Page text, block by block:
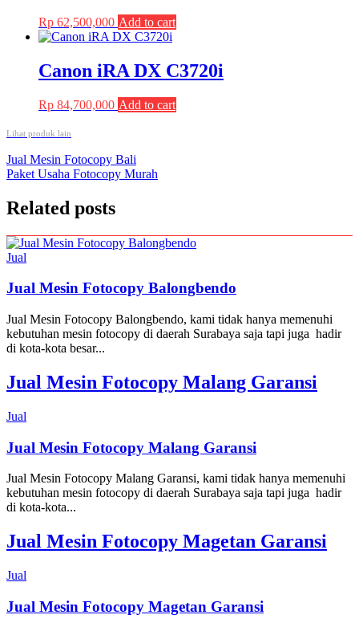
Rp 62,500,000 Add to cart
Canon iRA DX C3720i
Rp 84,700,000 Add to cart
Lihat produk lain
Post
navigation
Jual Mesin Fotocopy Bali
Paket Usaha Fotocopy Murah
Related posts
Jual
Jual Mesin Fotocopy Balongbendo
Jual Mesin Fotocopy Balongbendo, kami tidak hanya memenuhi
kebutuhan mesin fotocopy di daerah Surabaya saja tapi juga hadir
di kota-kota besar...
Jual Mesin Fotocopy Malang Garansi
Jual
Jual Mesin Fotocopy Malang Garansi
Jual Mesin Fotocopy Malang Garansi, kami tidak hanya memenuhi
kebutuhan mesin fotocopy di daerah Surabaya saja tapi juga hadir
di kota-kota...
Jual Mesin Fotocopy Magetan Garansi
Jual
Jual Mesin Fotocopy Magetan Garansi